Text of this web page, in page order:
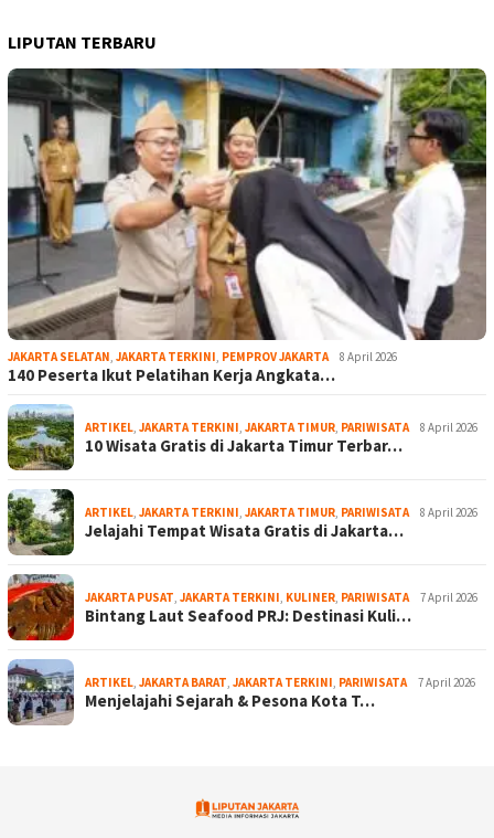
LIPUTAN TERBARU
JAKARTA SELATAN JAKARTA TERKINI PEMPROV JAKARTA 8 April 2026
140 Peserta Ikut Pelatihan Kerja Angkata…
ARTIKEL JAKARTA TERKINI JAKARTA TIMUR PARIWISATA 8 April 2026
10 Wisata Gratis di Jakarta Timur Terbar…
ARTIKEL JAKARTA TERKINI JAKARTA TIMUR PARIWISATA 8 April 2026
Jelajahi Tempat Wisata Gratis di Jakarta…
JAKARTA PUSAT JAKARTA TERKINI KULINER PARIWISATA 7 April 2026
Bintang Laut Seafood PRJ: Destinasi Kuli…
ARTIKEL JAKARTA BARAT JAKARTA TERKINI PARIWISATA 7 April 2026
Menjelajahi Sejarah & Pesona Kota T…